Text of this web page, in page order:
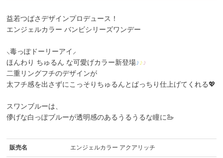
益若つばさデザインプロデュース！
エンジェルカラー バンビシリーズワンデー
⸜毒っぽドーリーアイ⸝
ほんわり ちゅるん な可愛げカラー新登場♪♪♪
二重リングフチのデザインが
太フチ感を出さずにこっそりちゅるんとぱっちり仕上げてくれる💖
スワンブルーは、
儚げな白っぽブルーが透明感のあるうるうるな瞳に🦢
販売名 エンジェルカラー アクアリッチ